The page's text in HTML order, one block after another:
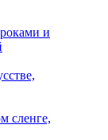
и
сленге,